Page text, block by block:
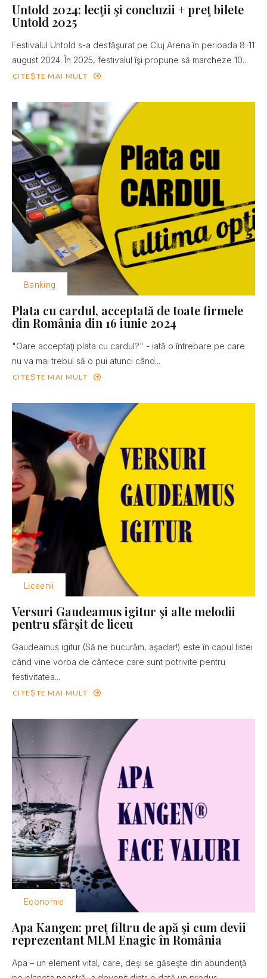
Untold 2024: lecţii şi concluzii + preţ bilete
Untold 2025
Festivalul Untold s-a desfăşurat pe Cluj Arena în perioada 8-11
august 2024. În 2025, festivalul îşi propune să marcheze 10...
CITEȘTE MAI MULT
Banking
Plata cu cardul, acceptată de toate firmele
din România din 16 iunie 2024
"Oare acceptaţi plata cu cardul?" - iată o întrebare pe care
nu va mai trebui să o pui atunci când...
CITEȘTE MAI MULT
Liceenii
Versuri Gaudeamus igitur şi alte melodii
pentru sfârşit de liceu
Gaudeamus igitur (Să ne bucurăm, aşadar!) este în capul listei
când vine vorba de cântece care sunt potrivite pentru
festivitatea...
CITEȘTE MAI MULT
Economie
Apa Kangen: preţ filtru de apă şi cum devii
reprezentant MLM Enagic în România
Apa – un element vital, care, deşi se găseşte din abundenţă